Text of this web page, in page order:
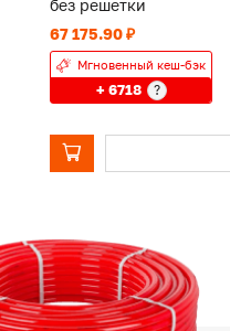
без решетки
67 175.90 ₽
Мгновенный кеш-бэк
+ 6718 ?